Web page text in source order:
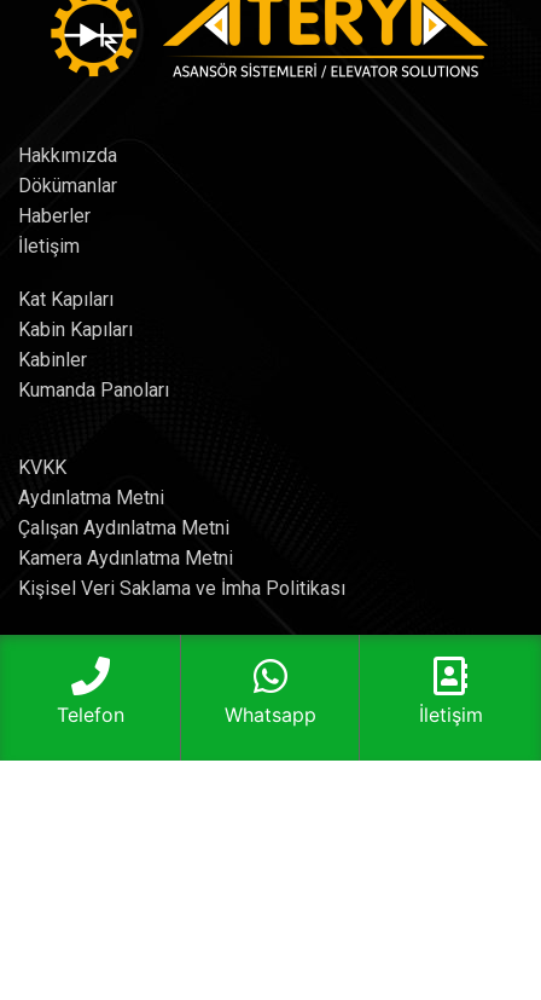
Hakkımızda
Dökümanlar
Haberler
İletişim
Kat Kapıları
Kabin Kapıları
Kabinler
Kumanda Panoları
KVKK
Aydınlatma Metni
Çalışan Aydınlatma Metni
Kamera Aydınlatma Metni
Kişisel Veri Saklama ve İmha Politikası
Aterya Asansör Sistemleri
Saray, Fatih Sultan Mehmet Bulvarı No:418, 06980
Kahramankazan/Ankara
Telefon Whatsapp İletişim